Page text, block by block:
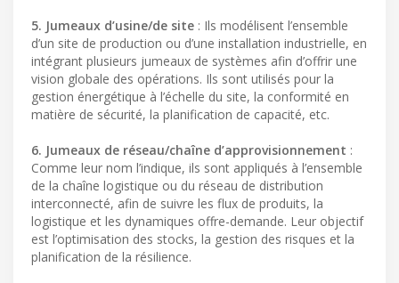
5. Jumeaux d’usine/de site : Ils modélisent l’ensemble
d’un site de production ou d’une installation industrielle, en
intégrant plusieurs jumeaux de systèmes afin d’offrir une
vision globale des opérations. Ils sont utilisés pour la
gestion énergétique à l’échelle du site, la conformité en
matière de sécurité, la planification de capacité, etc.
6. Jumeaux de réseau/chaîne d’approvisionnement :
Comme leur nom l’indique, ils sont appliqués à l’ensemble
de la chaîne logistique ou du réseau de distribution
interconnecté, afin de suivre les flux de produits, la
logistique et les dynamiques offre-demande. Leur objectif
est l’optimisation des stocks, la gestion des risques et la
planification de la résilience.